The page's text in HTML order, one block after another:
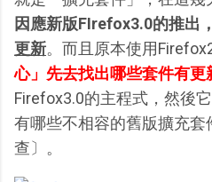
因應新版FIrefox3.0的推出
更新。而且原本使用
心」先去找出哪些套件有更
Firefox3.0的主程式，然後
有哪些不相容的舊版擴充
查〕。